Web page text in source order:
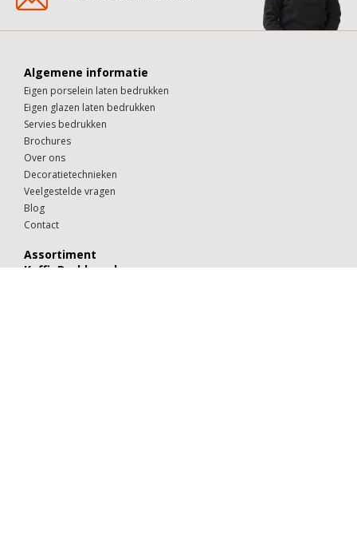
Algemene informatie
Eigen porselein laten bedrukken
Eigen glazen laten bedrukken
Servies bedrukken
Brochures
Over ons
Decoratietechnieken
Veelgestelde vragen
Blog
Contact
Assortiment
KoffieDrukker.nl